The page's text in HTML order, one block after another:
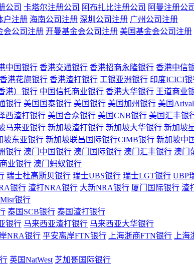
公司 卡塔尔注册公司 阿布扎比注册公司 阿曼注册公司
户注册 海南公司注册 深圳公司注册 广州公司注册
会公司注册 开曼基金会公司注册 美国基金会公司注册
中国银行 香港交通银行 香港招商永隆银行 香港中信
香港花旗银行 香港渣打银行 工银亚洲银行 印度ICICI银
港）银行 中国信托商业银行 香港大华银行 王道商业
银行 美国国泰银行 美国银行 美国加州银行 美国
西渣打银行 美国合众银行 美国CNB银行 美国汇丰银
马来亚银行 新加坡渣打银行 新加坡大华银行 新加坡
坡东亚银行 新加坡联昌国际银行CIMB银行 新加坡中
银行 澳门中国银行 澳门国际银行 澳门汇丰银行 澳门
业银行 澳门蚂蚁银行
瑞士杜高斯贝银行 瑞士UBS银行 瑞士LGT银行 UBP
银行 渣打NRA银行 大新NRA银行 厦门国际银行 渣
银行
泰国SCB银行 泰国渣打银行
银行 马来西亚渣打银行 马来西亚大华银行
NRA银行 平安离岸FTN银行 上海浙商FTN银行 上
英国NatWest 芝加哥国际银行